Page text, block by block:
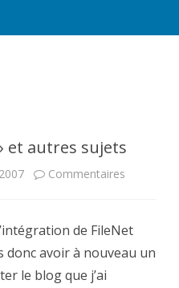
et autres sujets
Commentaires
de FileNet
donc avoir à nouveau un
le blog que j’ai